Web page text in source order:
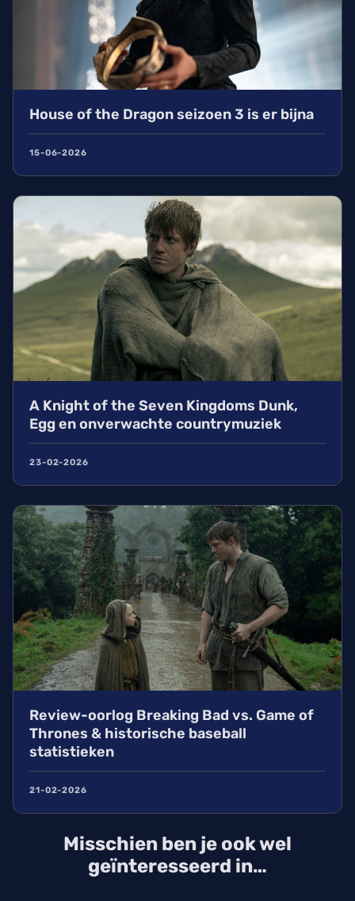
House of the Dragon seizoen 3 is er bijna
15-06-2026
A Knight of the Seven Kingdoms Dunk,
Egg en onverwachte countrymuziek
23-02-2026
Review-oorlog Breaking Bad vs. Game of
Thrones & historische baseball
statistieken
21-02-2026
Misschien ben je ook wel
geïnteresseerd in…